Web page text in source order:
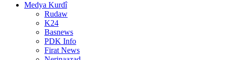
Medya Kurdî
Rudaw
K24
Basnews
PDK Info
Firat News